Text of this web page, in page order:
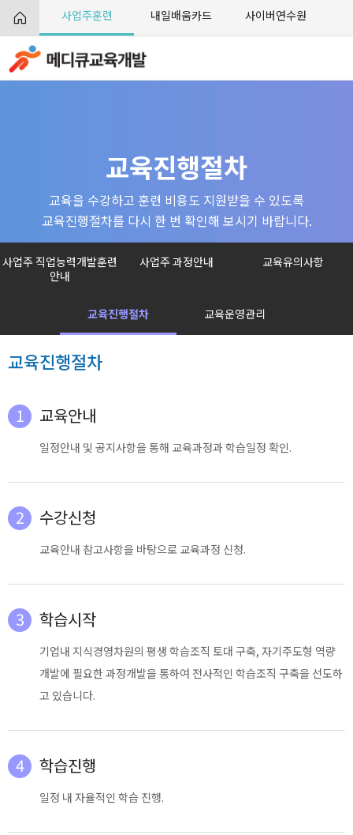
사업주훈련 내일배움카드 사이버연수원
교육진행절차
교육을 수강하고 훈련 비용도 지원받을 수 있도록
교육진행절차를 다시 한 번 확인해 보시기 바랍니다.
사업주 직업능력개발훈련
안내
사업주 과정안내 교육유의사항
교육진행절차 교육운영관리
교육진행절차
1 교육안내
일정안내 및 공지사항을 통해 교육과정과 학습일정 확인.
2 수강신청
교육안내 참고사항을 바탕으로 교육과정 신청.
3 학습시작
기업내 지식경영차원의 평생 학습조직 토대 구축, 자기주도형 역량
개발에 필요한 과정개발을 통하여 전사적인 학습조직 구축을 선도하
고 있습니다.
4 학습진행
일정 내 자율적인 학습 진행.